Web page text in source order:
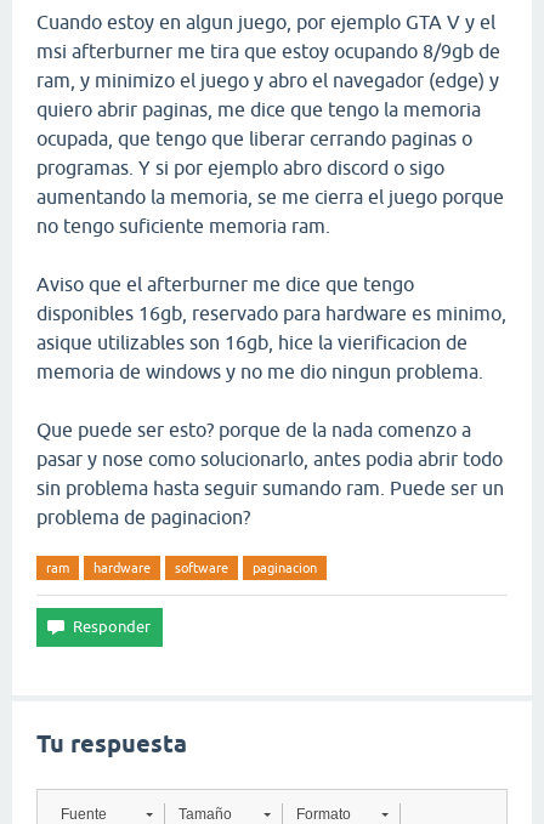
Cuando estoy en algun juego, por ejemplo GTA V y el
msi afterburner me tira que estoy ocupando 8/9gb de
ram, y minimizo el juego y abro el navegador (edge) y
quiero abrir paginas, me dice que tengo la memoria
ocupada, que tengo que liberar cerrando paginas o
programas. Y si por ejemplo abro discord o sigo
aumentando la memoria, se me cierra el juego porque
no tengo suficiente memoria ram.
Aviso que el afterburner me dice que tengo
disponibles 16gb, reservado para hardware es minimo,
asique utilizables son 16gb, hice la vierificacion de
memoria de windows y no me dio ningun problema.
Que puede ser esto? porque de la nada comenzo a
pasar y nose como solucionarlo, antes podia abrir todo
sin problema hasta seguir sumando ram. Puede ser un
problema de paginacion?
ram hardware software paginacion
Tu respuesta
Fuente Tamaño Formato